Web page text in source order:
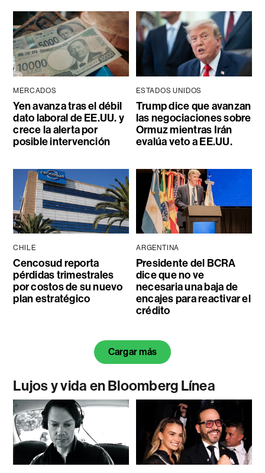
MERCADOS
Yen avanza tras el débil
dato laboral de EE.UU. y
crece la alerta por
posible intervención
ESTADOS UNIDOS
Trump dice que avanzan
las negociaciones sobre
Ormuz mientras Irán
evalúa veto a EE.UU.
CHILE
Cencosud reporta
pérdidas trimestrales
por costos de su nuevo
plan estratégico
ARGENTINA
Presidente del BCRA
dice que no ve
necesaria una baja de
encajes para reactivar el
crédito
Cargar más
Lujos y vida en Bloomberg Línea